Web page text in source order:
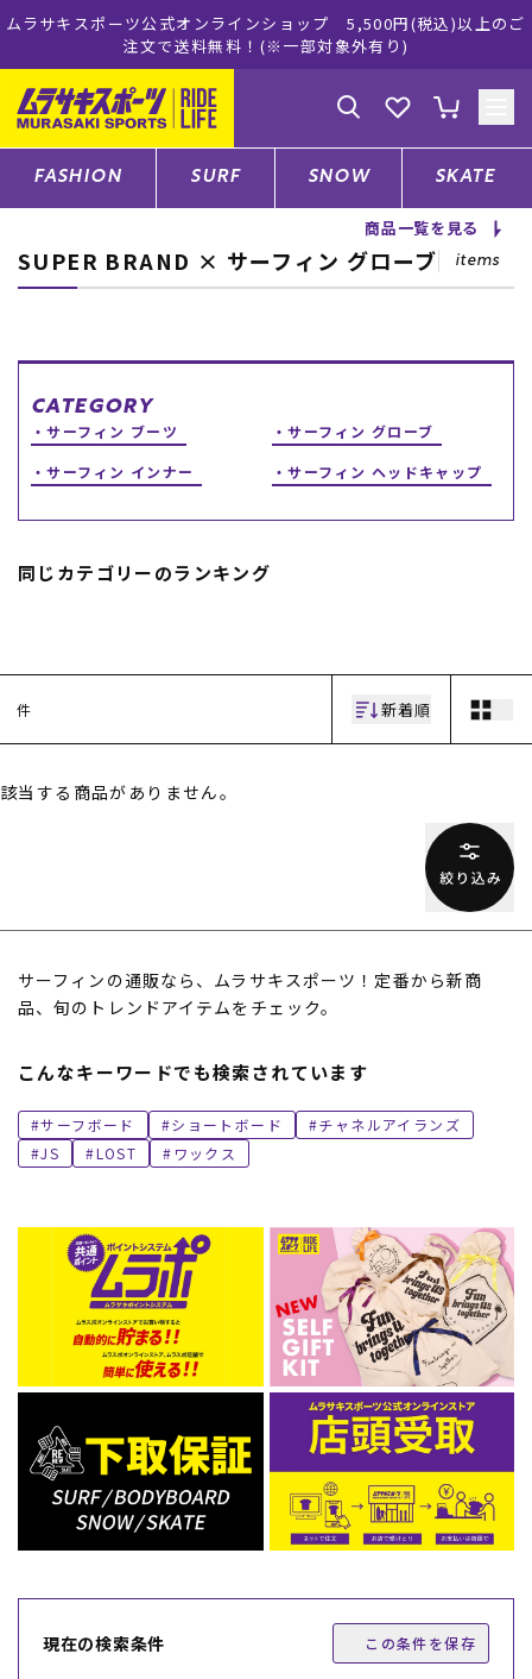
ムラサキスポーツ公式オンラインショップ 5,500円(税込)以上のご
注文で送料無料！(※一部対象外有り)
ゲスト様
ログイン 会員登録
店舗一覧
CATEGORY
ファッションTOP
スノーTOP
ブランド一覧
ー
お問い合わせ
ニュース
ムラサキスポーツ 公式アプリ
ポイント・クーポンもこのアプリで！
FASHION SURF SNOW SKATE
商品一覧を見る
SUPER BRAND × サーフィン グローブ items
CATEGORY
サーフィン ブーツ
サーフィン グローブ
サーフィン インナー
サーフィン ヘッドキャップ
同じカテゴリーのランキング
件 新着順
該当する商品がありません。
サーフィンの通販なら、ムラサキスポーツ！定番から新商
品、旬のトレンドアイテムをチェック。
こんなキーワードでも検索されています
サーフボード ショートボード
チャネルアイランズ
JS
LOST ワックス
現在の検索条件 この条件を保存